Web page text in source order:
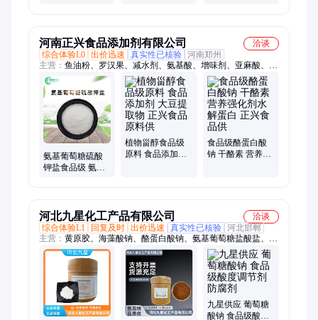
河南正兴食品添加剂有限公司
洽谈
综合体验L0 出价迅速 真实性已核验 河南郑州
主营： 鱼油粉、罗汉果、减水剂、氨基酸、增味剂、亚麻酸、玉
米肽、烟酰胺、强化剂、全蛋粉、姜黄素、增稠剂、着色剂、魔
芋粉、甜味剂、化妆品、酒石酸、螯合铁、-葡聚糖、l-苹果酸、
有机合成、阿斯巴甜、壳聚寡糖、硬脂酸镁、大豆肽肽
氨基葡萄糖硫酸
钾盐食品级 氨糖
植物甾醇食品级
原料 食品添加剂
食品级酪蛋白酸
钠 干酪素 营养强
河北九星化工产品有限公司
洽谈
综合体验L1
回复及时 出价迅速 真实性已核验 河北邯郸
主营： 黄原胶、海藻酸钠、酪蛋白酸钠、氨基葡萄糖盐酸盐、大
豆分离蛋白、维生素、营养强化剂、木糖醇、胍基乙酸、粘稠
剂、甜味剂、防腐剂、酶制剂、苹果酸、柠檬酸、饲料添加剂、
结冷胶、魔芋粉、果胶、瓜尔胶、谷氨酰胺、丙氨酸、阿斯巴甜
九星供应 葡萄糖
酸钠 食品级酸度